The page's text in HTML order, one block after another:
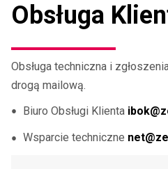
Obsługa
Obsługa techniczna i
drogą mailową.
Biuro Obsługi Klienta
Wsparcie techniczne